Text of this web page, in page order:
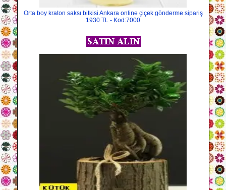
Orta boy kraton saksı bitkisi Ankara online çiçek gönderme sipariş
1930 TL - Kod:7000